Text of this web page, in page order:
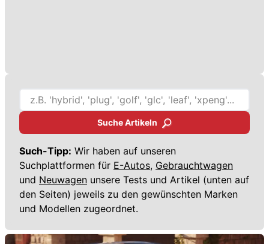
Suche Artikeln
Such-Tipp: Wir haben auf unseren
Suchplattformen für E-Autos, Gebrauchtwagen
und Neuwagen unsere Tests und Artikel (unten auf
den Seiten) jeweils zu den gewünschten Marken
und Modellen zugeordnet.